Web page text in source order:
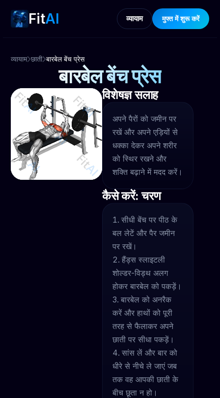
FitAI व्यायाम मुफ्त में शुरू करें
व्यायाम छाती बारबेल बेंच प्रेस
बारबेल बेंच प्रेस
विशेषज्ञ सलाह
अपने पैरों को जमीन पर
रखें और अपने एड़ियों से
धक्का देकर अपने शरीर
को स्थिर रखने और
शक्ति बढ़ाने में मदद करें।
कैसे करें: चरण
सीधी बेंच पर पीठ के
बल लेटें और पैर जमीन
पर रखें।
हैंड्स स्लाइटली
शोल्डर-विड्थ अलग
होकर बारबेल को पकड़ें।
बारबेल को अनरैक
करें और हाथों को पूरी
तरह से फैलाकर अपने
छाती पर सीधा पकड़ें।
सांस लें और बार को
धीरे से नीचे ले जाएं जब
तक वह आपकी छाती के
बीच छूता न हो।